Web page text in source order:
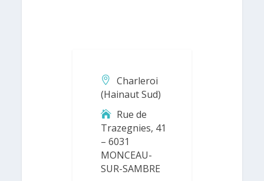
Charleroi
(Hainaut Sud)
Rue de
Trazegnies, 41
– 6031
MONCEAU-
SUR-SAMBRE